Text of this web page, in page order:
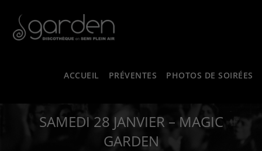
ACCUEIL PRÉVENTES PHOTOS DE SOIRÉES
SAMEDI 28 JANVIER – MAGIC
GARDEN